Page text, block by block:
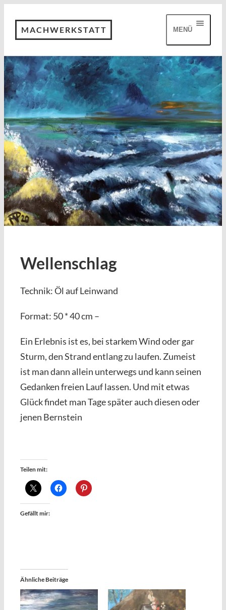
MACHWERKSTATT MENÜ
Wellenschlag
Technik: Öl auf Leinwand
Format: 50 * 40 cm –
Ein Erlebnis ist es, bei starkem Wind oder gar
Sturm, den Strand entlang zu laufen. Zumeist
ist man dann allein unterwegs und kann seinen
Gedanken freien Lauf lassen. Und mit etwas
Glück findet man Tage später auch diesen oder
jenen Bernstein
Teilen mit:
Gefällt mir:
Ähnliche Beiträge